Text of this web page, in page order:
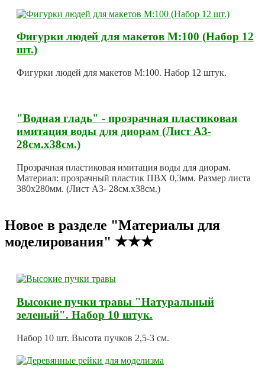
Фигурки людей для макетов М:100 (Набор 12
шт.)
Фигурки людей для макетов М:100. Набор 12 штук.
"Водная гладь" - прозрачная пластиковая
имитация воды для диорам (Лист А3-
28см.х38см.)
Прозрачная пластиковая имитация воды для диорам.
Материал: прозрачный пластик ПВХ 0,3мм. Размер листа
380х280мм. (Лист А3- 28см.х38см.)
Новое в разделе "Материалы для
моделирования" ★★★
Высокие пучки травы "Натуральный
зеленый". Набор 10 штук.
Набор 10 шт. Высота пучков 2,5-3 см.